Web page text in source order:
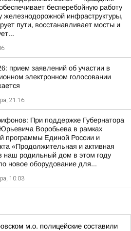
бесперебойную работу
железнодорожной инфраструктуры,
пути, восстанавливает мосты и
прием заявлений об участии в
электронном голосовании
21:16
При поддержке Губернатора
Воробьева в рамках
программы Единой России и
«Продолжительная и активная
наш родильный дом в этом году
новое оборудование для...
10:03
м.о. полицейские составили